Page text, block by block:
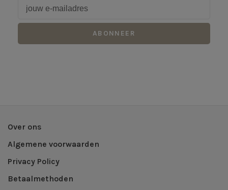
ABONNEER
Over ons
Algemene voorwaarden
Privacy Policy
Betaalmethoden